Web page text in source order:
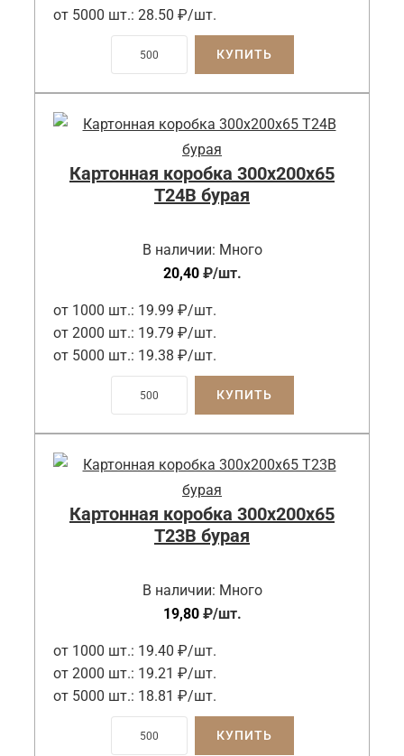
от 5000 шт.: 28.50 ₽/шт.
КУПИТЬ
Картонная коробка 300x200x65
Т24B бурая
В наличии: Много
20,40 ₽/шт.
от 1000 шт.: 19.99 ₽/шт.
от 2000 шт.: 19.79 ₽/шт.
от 5000 шт.: 19.38 ₽/шт.
КУПИТЬ
Картонная коробка 300x200x65
Т23B бурая
В наличии: Много
19,80 ₽/шт.
от 1000 шт.: 19.40 ₽/шт.
от 2000 шт.: 19.21 ₽/шт.
от 5000 шт.: 18.81 ₽/шт.
КУПИТЬ